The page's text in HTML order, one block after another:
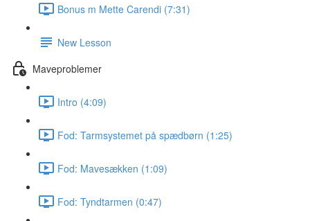
Bonus m Mette Carendi (7:31)
New Lesson
Maveproblemer
Intro (4:09)
Fod: Tarmsystemet på spædbørn (1:25)
Fod: Mavesækken (1:09)
Fod: Tyndtarmen (0:47)